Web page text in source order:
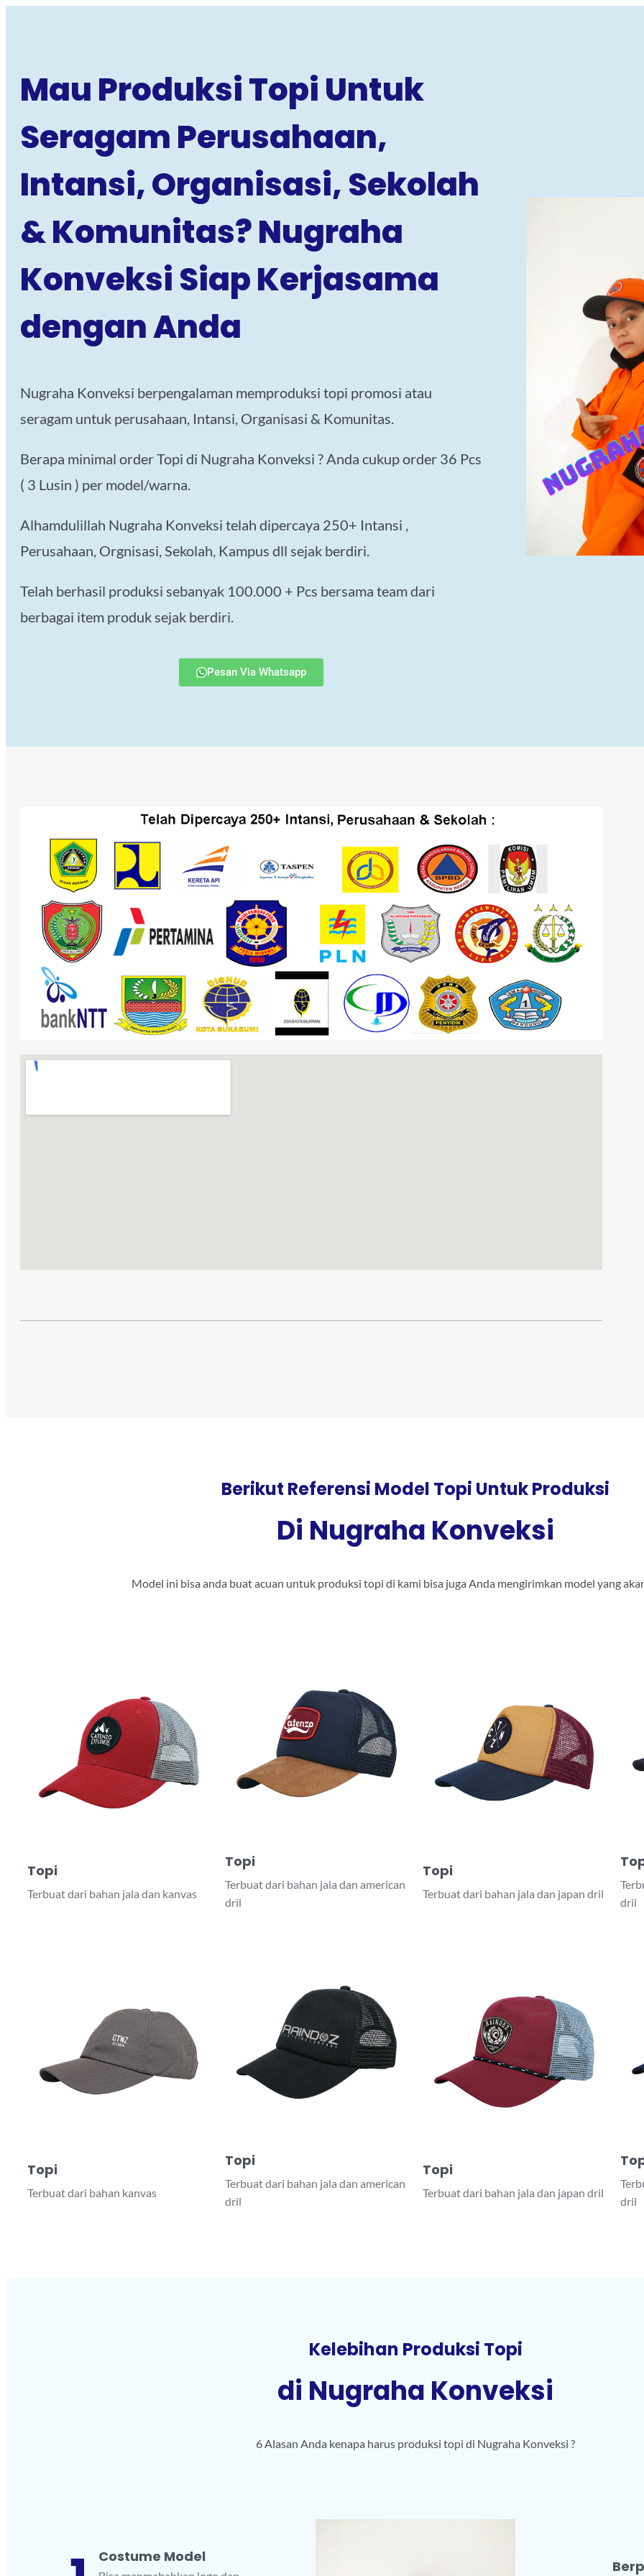
Mau Produksi Topi Untuk
Seragam Perusahaan,
Intansi, Organisasi, Sekolah
& Komunitas? Nugraha
Konveksi Siap Kerjasama
dengan Anda
Nugraha Konveksi berpengalaman memproduksi topi promosi atau
seragam untuk perusahaan, Intansi, Organisasi & Komunitas.
Berapa minimal order Topi di Nugraha Konveksi ? Anda cukup order 36 Pcs
( 3 Lusin ) per model/warna.
Alhamdulillah Nugraha Konveksi telah dipercaya 250+ Intansi ,
Perusahaan, Orgnisasi, Sekolah, Kampus dll sejak berdiri.
Telah berhasil produksi sebanyak 100.000 + Pcs bersama team dari
berbagai item produk sejak berdiri.
Pesan Via Whatsapp
Berikut Referensi Model Topi Untuk Produksi
Di Nugraha Konveksi
Model ini bisa anda buat acuan untuk produksi topi di kami bisa juga Anda mengirimkan model yang
Topi
Terbuat dari bahan jala dan kanvas
Topi
Terbuat dari bahan jala dan american
dril
Topi
Terbuat dari bahan jala dan japan dril
dril
Topi
Terbuat dari bahan kanvas
Topi
Terbuat dari bahan jala dan american
dril
Topi
Terbuat dari bahan jala dan japan dril
dril
Kelebihan Produksi Topi
di Nugraha Konveksi
6 Alasan Anda kenapa harus produksi topi di Nugraha Konveksi ?
Costume Model